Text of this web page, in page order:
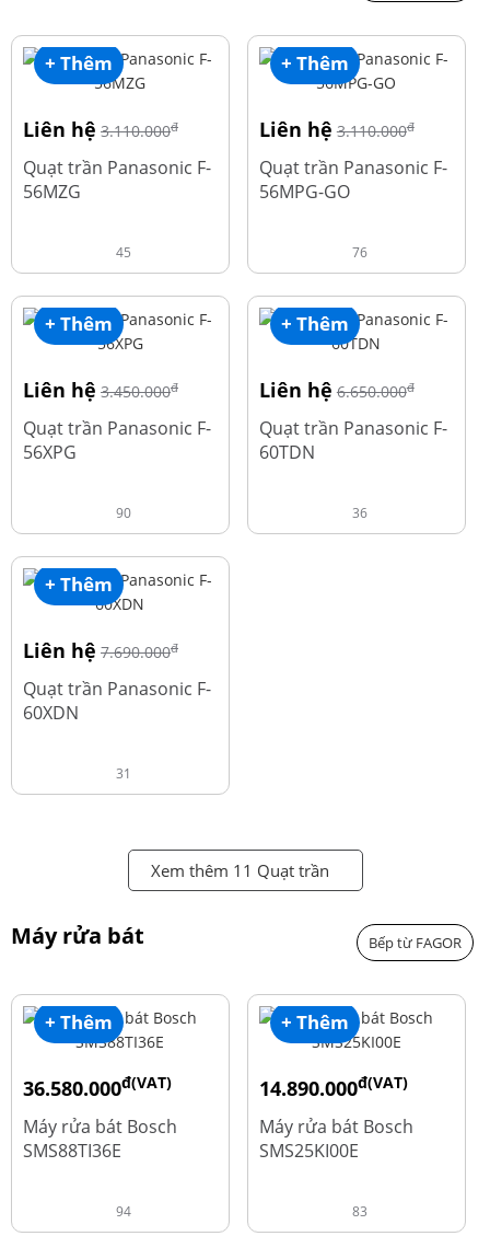
+ Thêm
Liên hệ 3.110.000đ
Quạt trần Panasonic F-
56MZG
45
+ Thêm
Liên hệ 3.110.000đ
Quạt trần Panasonic F-
56MPG-GO
76
+ Thêm
Liên hệ 3.450.000đ
Quạt trần Panasonic F-
56XPG
90
+ Thêm
Liên hệ 6.650.000đ
Quạt trần Panasonic F-
60TDN
36
+ Thêm
Liên hệ 7.690.000đ
Quạt trần Panasonic F-
60XDN
31
Xem thêm 11 Quạt trần
Máy rửa bát Bếp từ FAGOR
+ Thêm
36.580.000đ(VAT)
50.740.000
Máy rửa bát Bosch
SMS88TI36E
94
+ Thêm
14.890.000đ(VAT)
24.270.000
Máy rửa bát Bosch
SMS25KI00E
83